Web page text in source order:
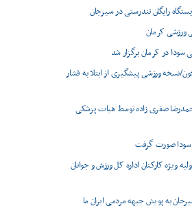
رایگان تندرستی در سیرجان
ورزشی کرمان
در کرمان برگزار شد
نسخه ورزشی پیشگیری از ابتلا به فشار
صفری زاده توسط هیات پزشکی
سودا صورت گرفت
ویژه کارکنان اداره کل ورزش و جوانان
به پویش جبهه مردمی ایران ما